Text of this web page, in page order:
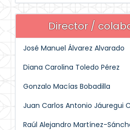
Director /
José Manuel Álvarez Alvarado
Diana Carolina Toledo Pérez
Gonzalo Macías Bobadilla
Juan Carlos Antonio Jáuregui
Raúl Alejandro Martínez-